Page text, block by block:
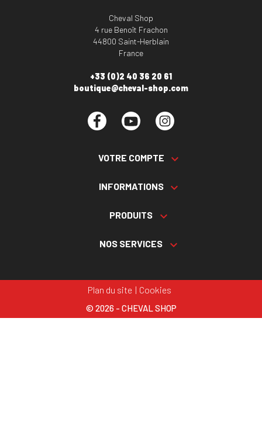
Cheval Shop
4 rue Benoît Frachon
44800 Saint-Herblain
France
+33 (0)2 40 36 20 61
boutique@cheval-shop.com
Facebook YouTube
VOTRE COMPTE 
INFORMATIONS 
PRODUITS 
NOS SERVICES 
Plan du site Cookies
© 2026 - CHEVAL SHOP